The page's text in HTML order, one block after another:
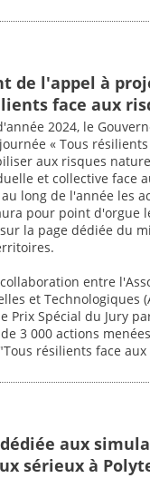
de l'appel à
face aux
2024, le
« Tous
aux risques
et collective face
long de l'année les
pour point d'orgue
la page dédiée du
entre
et Technologiques
Prix Spécial du Jury
3 000 actions
résilients face
aux
sérieux à